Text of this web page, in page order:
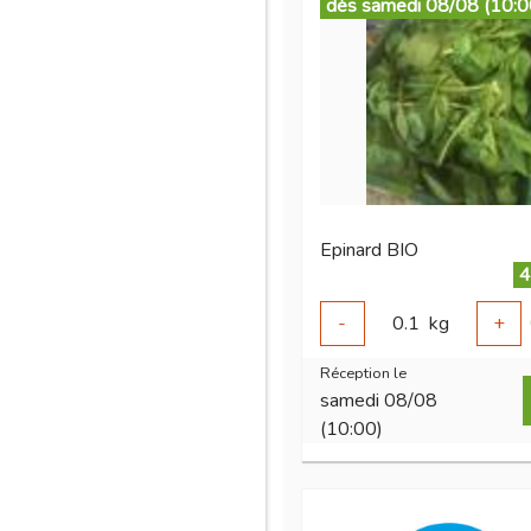
dès samedi 08/08
Epinard BIO
-
0.1 kg +
Réception le
samedi 08/08
(10:00)